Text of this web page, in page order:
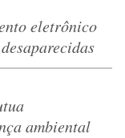
eletrônico
ambiental